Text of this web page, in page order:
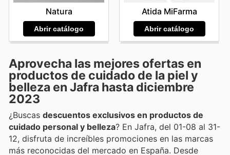
Natura
Abrir catálogo
Atida MiFarma
Abrir catálogo
Aprovecha las mejores ofertas en
productos de cuidado de la piel y
belleza en Jafra hasta diciembre
2023
¿Buscas descuentos exclusivos en productos de
cuidado personal y belleza? En Jafra, del 01-08 al 31-
12, disfruta de increíbles promociones en las marcas
más reconocidas del mercado en España. Desde